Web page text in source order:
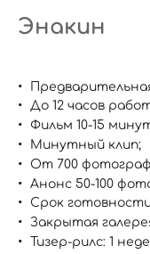
Энакин
До 12 часов
Фильм 10-15
Минутный клип;
От 700
Анонс 50-100
Срок
Закрытая
Тизер-рилс: 1